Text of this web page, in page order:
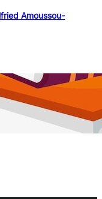
Amoussou-